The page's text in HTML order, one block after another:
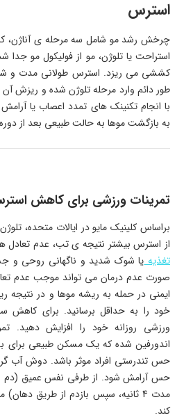
استرس
چرخش رشد مو شامل سه مرحله ی آناژن،
استراحت یا تلوژن، مو از فولیکول مو
کششی می ریزد. استرس طولانی مدت و
طور دائم وارد مرحله تلوژن شده و ریزش
با انجام تکنینک های تمدد اعصاب یا
به بازگشت موها به حالت طبیعی بعد از دوره ای 3 تا 4 ماهه
تمرینات ورزشی برای کاهش
براساس کلینیک مایو در ایالات متحده،
از استرس بیشتر نتیجه ی تب، عدم تعادل
تغذیهیا شوک شدید و ناگهانی روحی
صورت عدم درمان می تواند موجب عدم
ایمنی در حمله به ریشه موها و در نتیجه
خود را به حداقل برسانید. برای کاهش
ورزشی روزانه خود را افزایش دهید.
اندورفین شده که یک مسکن طبیعی برای
حس تندرستی افراد موثر باشد. دوش آب
حس آرامش شود. از طرفی نفس عمیق (دم از
مدت 4 ثانیه، سپس بازدم از طریق
کند.